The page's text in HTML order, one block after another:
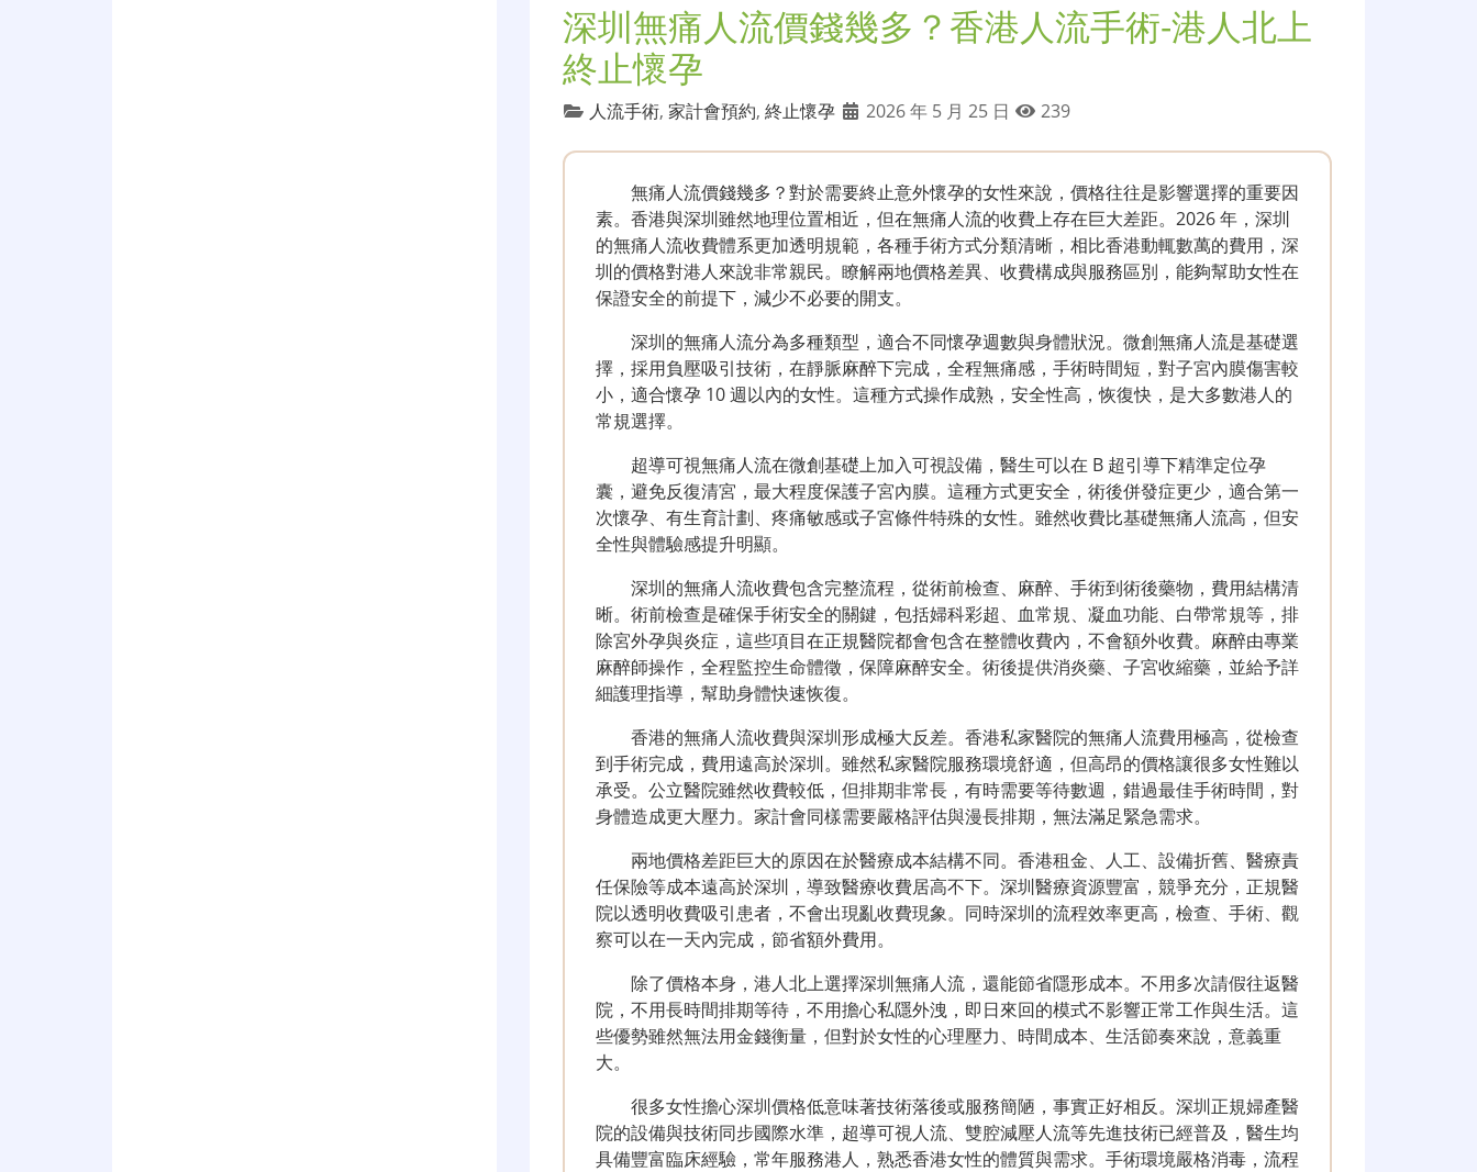
深圳無痛人流價錢幾多？香港人流手術-港人北上
終止懷孕
人流手術, 家計會預約, 終止懷孕 2026 年 5 月 25 日 239
無痛人流價錢幾多？對於需要終止意外懷孕的女性來說，價格往往是影響選擇的重要因
素。香港與深圳雖然地理位置相近，但在無痛人流的收費上存在巨大差距。2026 年，深圳
的無痛人流收費體系更加透明規範，各種手術方式分類清晰，相比香港動輒數萬的費用，深
圳的價格對港人來說非常親民。瞭解兩地價格差異、收費構成與服務區別，能夠幫助女性在
保證安全的前提下，減少不必要的開支。
深圳的無痛人流分為多種類型，適合不同懷孕週數與身體狀況。微創無痛人流是基礎選
擇，採用負壓吸引技術，在靜脈麻醉下完成，全程無痛感，手術時間短，對子宮內膜傷害較
小，適合懷孕 10 週以內的女性。這種方式操作成熟，安全性高，恢復快，是大多數港人的
常規選擇。
超導可視無痛人流在微創基礎上加入可視設備，醫生可以在 B 超引導下精準定位孕
囊，避免反復清宮，最大程度保護子宮內膜。這種方式更安全，術後併發症更少，適合第一
次懷孕、有生育計劃、疼痛敏感或子宮條件特殊的女性。雖然收費比基礎無痛人流高，但安
全性與體驗感提升明顯。
深圳的無痛人流收費包含完整流程，從術前檢查、麻醉、手術到術後藥物，費用結構清
晰。術前檢查是確保手術安全的關鍵，包括婦科彩超、血常規、凝血功能、白帶常規等，排
除宮外孕與炎症，這些項目在正規醫院都會包含在整體收費內，不會額外收費。麻醉由專業
麻醉師操作，全程監控生命體徵，保障麻醉安全。術後提供消炎藥、子宮收縮藥，並給予詳
細護理指導，幫助身體快速恢復。
香港的無痛人流收費與深圳形成極大反差。香港私家醫院的無痛人流費用極高，從檢查
到手術完成，費用遠高於深圳。雖然私家醫院服務環境舒適，但高昂的價格讓很多女性難以
承受。公立醫院雖然收費較低，但排期非常長，有時需要等待數週，錯過最佳手術時間，對
身體造成更大壓力。家計會同樣需要嚴格評估與漫長排期，無法滿足緊急需求。
兩地價格差距巨大的原因在於醫療成本結構不同。香港租金、人工、設備折舊、醫療責
任保險等成本遠高於深圳，導致醫療收費居高不下。深圳醫療資源豐富，競爭充分，正規醫
院以透明收費吸引患者，不會出現亂收費現象。同時深圳的流程效率更高，檢查、手術、觀
察可以在一天內完成，節省額外費用。
除了價格本身，港人北上選擇深圳無痛人流，還能節省隱形成本。不用多次請假往返醫
院，不用長時間排期等待，不用擔心私隱外洩，即日來回的模式不影響正常工作與生活。這
些優勢雖然無法用金錢衡量，但對於女性的心理壓力、時間成本、生活節奏來說，意義重
大。
很多女性擔心深圳價格低意味著技術落後或服務簡陋，事實正好相反。深圳正規婦產醫
院的設備與技術同步國際水準，超導可視人流、雙腔減壓人流等先進技術已經普及，醫生均
具備豐富臨床經驗，常年服務港人，熟悉香港女性的體質與需求。手術環境嚴格消毒，流程